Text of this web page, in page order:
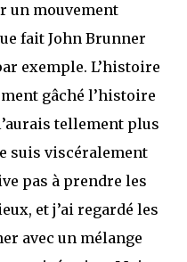
un mouvement
fait John Brunner
exemple. L’histoire
gâché l’histoire
tellement plus
suis viscéralement
pas à prendre les
et j’ai regardé les
avec un mélange